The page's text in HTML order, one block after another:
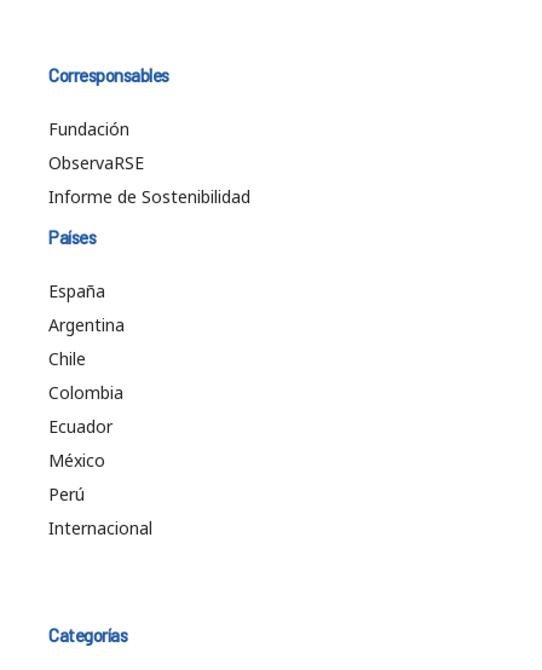
Corresponsables
Fundación
ObservaRSE
Informe de Sostenibilidad
Países
España
Argentina
Chile
Colombia
Ecuador
México
Perú
Internacional
Categorías